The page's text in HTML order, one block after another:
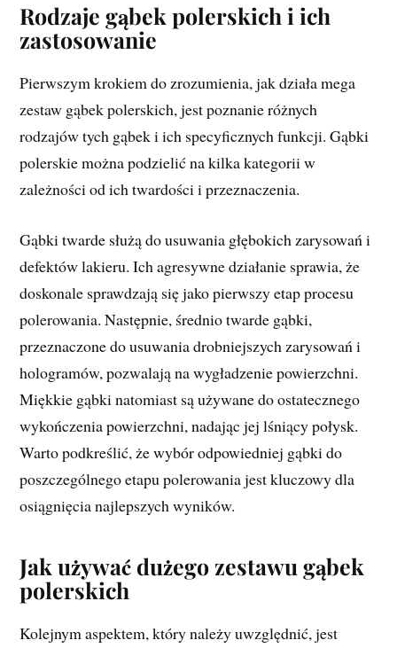
Rodzaje gąbek polerskich i ich
zastosowanie
Pierwszym krokiem do zrozumienia, jak działa mega
zestaw gąbek polerskich, jest poznanie różnych
rodzajów tych gąbek i ich specyficznych funkcji. Gąbki
polerskie można podzielić na kilka kategorii w
zależności od ich twardości i przeznaczenia.
Gąbki twarde służą do usuwania głębokich zarysowań i
defektów lakieru. Ich agresywne działanie sprawia, że
doskonale sprawdzają się jako pierwszy etap procesu
polerowania. Następnie, średnio twarde gąbki,
przeznaczone do usuwania drobniejszych zarysowań i
hologramów, pozwalają na wygładzenie powierzchni.
Miękkie gąbki natomiast są używane do ostatecznego
wykończenia powierzchni, nadając jej lśniący połysk.
Warto podkreślić, że wybór odpowiedniej gąbki do
poszczególnego etapu polerowania jest kluczowy dla
osiągnięcia najlepszych wyników.
Jak używać dużego zestawu gąbek
polerskich
Kolejnym aspektem, który należy uwzględnić, jest